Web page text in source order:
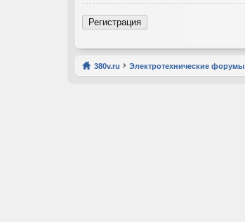
Регистрация
380v.ru Электротехнические форумы